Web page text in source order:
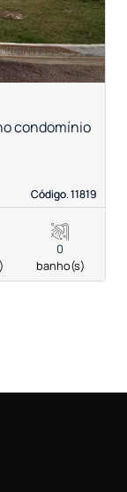
Código. 11819
Código. 11819
condomínio
0
banho(s)